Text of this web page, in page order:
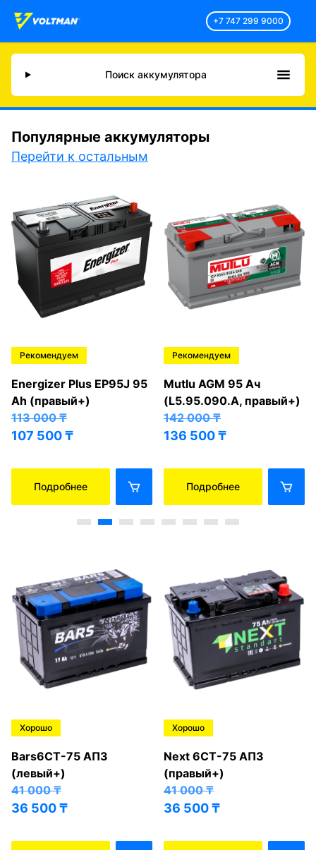
+7 747 299 9000
Поиск аккумулятора
Популярные аккумуляторы
Перейти к остальным
Рекомендуем
Energizer Plus EP95J 95
Ah (правый+)
113 000₸
107 500₸
Подробнее
Рекомендуем
Mutlu AGM 95 Ач
(L5.95.090.A, правый+)
142 000₸
136 500₸
Подробнее
Хорошо
Bars6СТ-75 АПЗ
(левый+)
41 000₸
36 500₸
Хорошо
Next 6СТ-75 АПЗ
(правый+)
41 000₸
36 500₸